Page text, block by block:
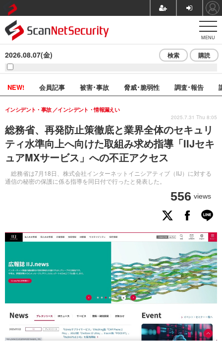
MENU
2026.08.07(金) 検索 購読
NEW! 会員記事 被害･事故 脅威･脆弱性 調査･報告
総務省、再発防止策徹底と業界全体のセキュリ
ティ水準向上へ向けた取組み求め指導「IIJセキ
ュアMXサービス」への不正アクセス
総務省は7月18日、株式会社インターネットイニシアティブ（IIJ）に対する
通信の秘密の保護に係る指導を同日付で行ったと発表した。
インシデント・事故 インシデント・情報漏えい
556 views
2025.7.31 Thu 8:05